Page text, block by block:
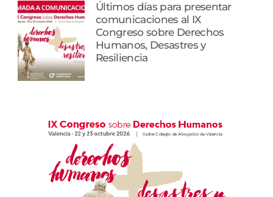
Últimos días para presentar
comunicaciones al IX
Congreso sobre Derechos
Humanos, Desastres y
Resiliencia